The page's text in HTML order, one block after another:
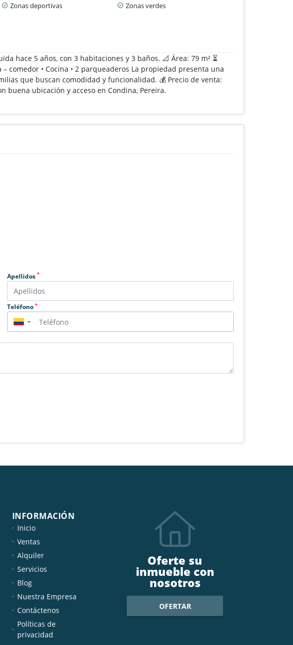
Zonas deportivas
Zonas verdes
hace 5 años, con 3 habitaciones y 3 baños. 📐 Área: 79 m² ⏳
comedor • Cocina • 2 parqueaderos La propiedad presenta una
que buscan comodidad y funcionalidad. 💰 Precio de venta:
buena ubicación y acceso en Condina, Pereira.
Apellidos *
Teléfono *
▼
INFORMACIÓN
Inicio
Ventas
Alquiler
Servicios
Blog
Nuestra Empresa
Contáctenos
Políticas de
privacidad
Oferte su
inmueble con
nosotros
OFERTAR